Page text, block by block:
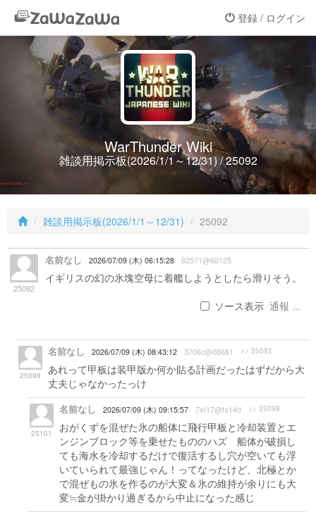
登録 / ログイン
WarThunder Wiki
雑談用掲示板(2026/1/1～12/31) / 25092
雑談用掲示板(2026/1/1～12/31) 25092
25092
名前なし 2026/07/09 (木) 06:15:28 82571@60125
イギリスの幻の氷塊空母に着艦しようとしたら滑りそう。
ソース表示 通報 ...
25098
名前なし 2026/07/09 (木) 08:43:12 3706c@08681 >> 25092
あれって甲板は装甲版か何か貼る計画だったはずだから大
丈夫じゃなかったっけ
25101
名前なし 2026/07/09 (木) 09:15:57 7ef17@fa14d >> 25098
おがくずを混ぜた氷の船体に飛行甲板と冷却装置とエ
ンジンブロック等を乗せたもののハズ 船体が破損し
ても海水を冷却するだけで復活するし穴が空いても浮
いていられて最強じゃん！ってなったけど、北極とか
で混ぜもの氷を作るのが大変＆氷の維持が余りにも大
変≒金が掛かり過ぎるから中止になった感じ